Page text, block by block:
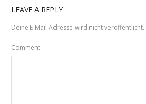
LEAVE A REPLY
Deine E-Mail-Adresse wird nicht veröffentlicht.
Comment